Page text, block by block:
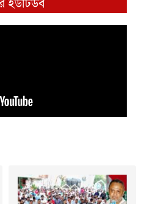
ইউটিউব